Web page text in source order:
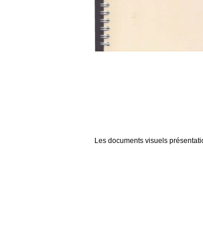
Les documents visuels